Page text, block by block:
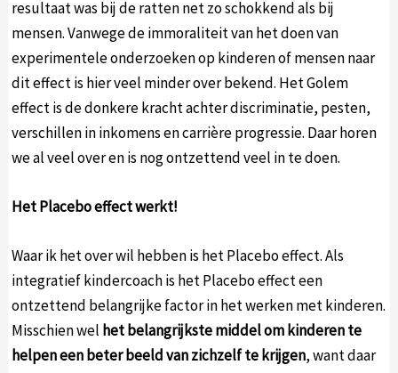
resultaat was bij de ratten net zo schokkend als bij
mensen. Vanwege de immoraliteit van het doen van
experimentele onderzoeken op kinderen of mensen naar
dit effect is hier veel minder over bekend. Het Golem
effect is de donkere kracht achter discriminatie, pesten,
verschillen in inkomens en carrière progressie. Daar horen
we al veel over en is nog ontzettend veel in te doen.
Het Placebo effect werkt!
Waar ik het over wil hebben is het Placebo effect. Als
integratief kindercoach is het Placebo effect een
ontzettend belangrijke factor in het werken met kinderen.
Misschien wel het belangrijkste middel om kinderen te
helpen een beter beeld van zichzelf te krijgen, want daar